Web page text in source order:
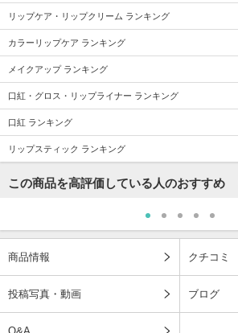
リップケア・リップクリーム ランキング
カラーリップケア ランキング
メイクアップ ランキング
口紅・グロス・リップライナー ランキング
口紅 ランキング
リップスティック ランキング
この商品を高評価している人のおすすめ
商品情報 クチコミ
投稿写真・動画 ブログ